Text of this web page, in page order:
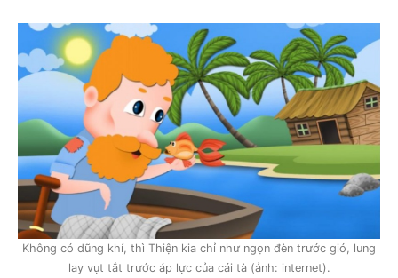
Không có dũng khí, thì Thiện kia chỉ như ngọn đèn trước gió, lung
lay vụt tắt trước áp lực của cái tà (ảnh: internet).